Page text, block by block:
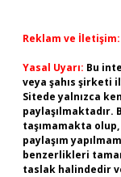
Reklam ve İletişim:
Yasal Uyarı: Bu
veya şahıs şirketi
Sitede yalnızca
taşımamakta
paylaşım
benzerlikleri
taslak halindedir